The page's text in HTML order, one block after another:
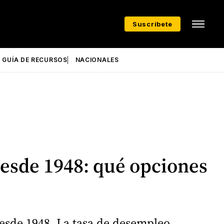
Suscríbete
GUÍA DE RECURSOS NACIONALES
1948: qué opciones